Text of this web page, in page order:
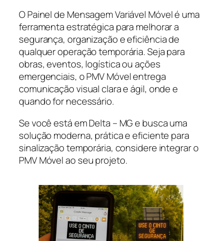
O Painel de Mensagem Variável Móvel é uma
ferramenta estratégica para melhorar a
segurança, organização e eficiência de
qualquer operação temporária. Seja para
obras, eventos, logística ou ações
emergenciais, o PMV Móvel entrega
comunicação visual clara e ágil, onde e
quando for necessário.
Se você está em Delta – MG e busca uma
solução moderna, prática e eficiente para
sinalização temporária, considere integrar o
PMV Móvel ao seu projeto.